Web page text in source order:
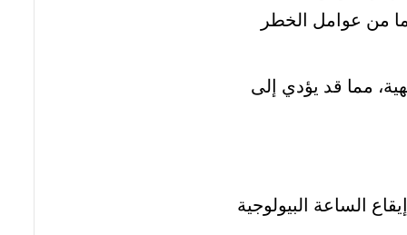
من عوامل الخطر
مما قد يؤدي إلى
الساعة البيولوجية